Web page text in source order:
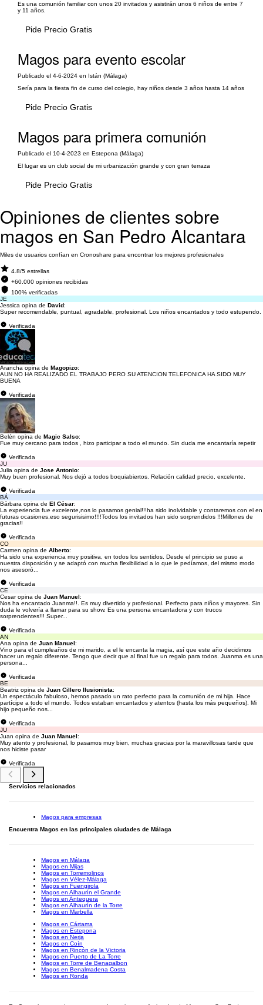
Es una comunión familiar con unos 20 invitados y asistirán unos 6 niños de entre 7
y 11 años.
Pide Precio Gratis
Magos para evento escolar
Publicado el 4-6-2024 en Istán (Málaga)
Sería para la fiesta fin de curso del colegio, hay niños desde 3 años hasta 14 años
Pide Precio Gratis
Magos para primera comunión
Publicado el 10-4-2023 en Estepona (Málaga)
El lugar es un club social de mi urbanización grande y con gran terraza
Pide Precio Gratis
Opiniones de clientes sobre
magos en San Pedro Alcantara
Miles de usuarios confían en Cronoshare para encontrar los mejores profesionales
4.8/5 estrellas
+60.000 opiniones recibidas
100% verificadas
JE
Jessica opina de David:
Super recomendable, puntual, agradable, profesional. Los niños encantados y todo estupendo.
Verificada
Arancha opina de Magopizo:
AUN NO HA REALIZADO EL TRABAJO PERO SU ATENCION TELEFONICA HA SIDO MUY
BUENA
Verificada
Belén opina de Magic Salso:
Fue muy cercano para todos , hizo participar a todo el mundo. Sin duda me encantaría repetir
Verificada
JU
Julia opina de Jose Antonio:
Muy buen profesional. Nos dejó a todos boquiabiertos. Relación calidad precio, excelente.
Verificada
BÁ
Bárbara opina de El César:
La experiencia fue excelente,nos lo pasamos genial!!!ha sido inolvidable y contaremos con el en
futuras ocasiones,eso segurisisimo!!!!Todos los invitados han sido sorprendidos !!!Millones de
gracias!!
Verificada
CO
Carmen opina de Alberto:
Ha sido una experiencia muy positiva, en todos los sentidos. Desde el principio se puso a
nuestra disposición y se adaptó con mucha flexibilidad a lo que le pedíamos, del mismo modo
nos asesoró...
Verificada
CE
Cesar opina de Juan Manuel:
Nos ha encantado Juanma!!. Es muy divertido y profesional. Perfecto para niños y mayores. Sin
duda le volvería a llamar para su show. Es una persona encantadora y con trucos
sorprendentes!!! Super...
Verificada
AN
Ana opina de Juan Manuel:
Vino para el cumpleaños de mi marido, a el le encanta la magia, así que este año decidimos
hacer un regalo diferente. Tengo que decir que al final fue un regalo para todos. Juanma es una
persona...
Verificada
BE
Beatriz opina de Juan Cillero Ilusionista:
Un espectáculo fabuloso, hemos pasado un rato perfecto para la comunión de mi hija. Hace
partícipe a todo el mundo. Todos estaban encantados y atentos (hasta los más pequeños). Mi
hijo pequeño nos...
Verificada
JU
Juan opina de Juan Manuel:
Muy atento y profesional, lo pasamos muy bien, muchas gracias por la maravillosas tarde que
nos hiciste pasar
Verificada
Servicios relacionados
Magos para empresas
Encuentra Magos en las principales ciudades de Málaga
Magos en Málaga
Magos en Mijas
Magos en Torremolinos
Magos en Vélez-Málaga
Magos en Fuengirola
Magos en Alhaurín el Grande
Magos en Antequera
Magos en Alhaurín de la Torre
Magos en Marbella
Magos en Cártama
Magos en Estepona
Magos en Nerja
Magos en Coín
Magos en Rincón de la Victoria
Magos en Puerto de La Torre
Magos en Torre de Benagalbon
Magos en Benalmadena Costa
Magos en Ronda